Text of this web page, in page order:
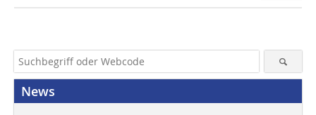
News